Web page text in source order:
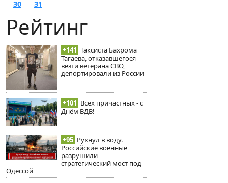
30
31
Рейтинг
+141 Таксиста Бахрома
Тагаева, отказавшегося
везти ветерана СВО,
депортировали из России
+101 Всех причастных - с
Днём ВДВ!
+95 Рухнул в воду.
Российские военные
разрушили
стратегический мост под
Одессой